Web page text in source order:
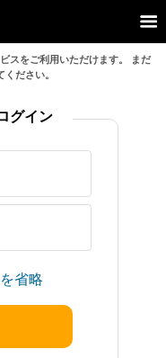
スをご利用いただけます。 まだ
ださい。
省略
グイン